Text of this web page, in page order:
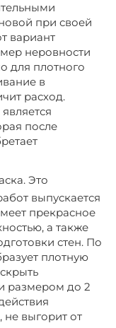
при своей
вариант
неровности
для плотного
в
расход.
после
Это
выпускается
прекрасное
а также
стен. По
плотную
размером до 2
не выгорит от